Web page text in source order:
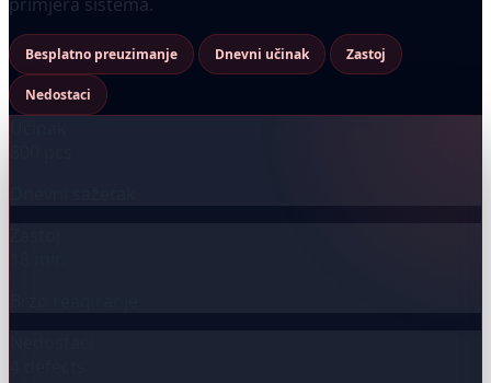
Besplatno preuzimanje Dnevni učinak Zastoj
Nedostaci